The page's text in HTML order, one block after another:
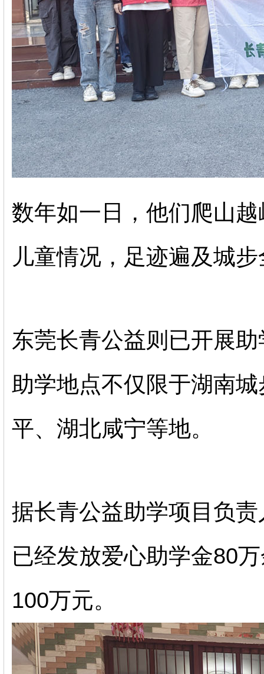
数年如一日，他们爬山
儿童情况，足迹遍及城
东莞长青公益则已开展
助学地点不仅限于湖南
平、湖北咸宁等地。
据长青公益助学项目负
已经发放爱心助学金80
100万元。